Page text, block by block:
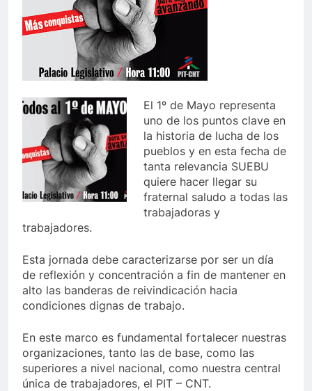
El 1º de Mayo representa
uno de los puntos clave en
la historia de lucha de los
pueblos y en esta fecha de
tanta relevancia SUEBU
quiere hacer llegar su
fraternal saludo a todas las
trabajadoras y
trabajadores.
Esta jornada debe caracterizarse por ser un día
de reflexión y concentración a fin de mantener en
alto las banderas de reivindicación hacia
condiciones dignas de trabajo.
En este marco es fundamental fortalecer nuestras
organizaciones, tanto las de base, como las
superiores a nivel nacional, como nuestra central
única de trabajadores, el PIT – CNT.